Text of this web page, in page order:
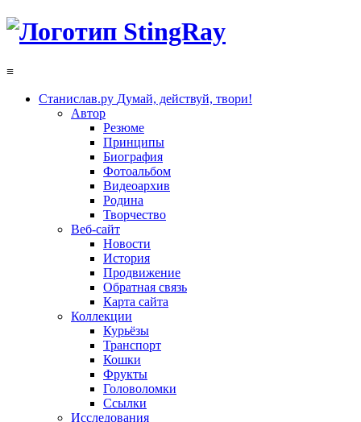
≡
Станислав.ру Думай, действуй, твори!
Автор
Резюме
Принципы
Биография
Фотоальбом
Видеоархив
Родина
Творчество
Веб-сайт
Новости
История
Продвижение
Обратная связь
Карта сайта
Коллекции
Курьёзы
Транспорт
Кошки
Фрукты
Головоломки
Ссылки
Исследования